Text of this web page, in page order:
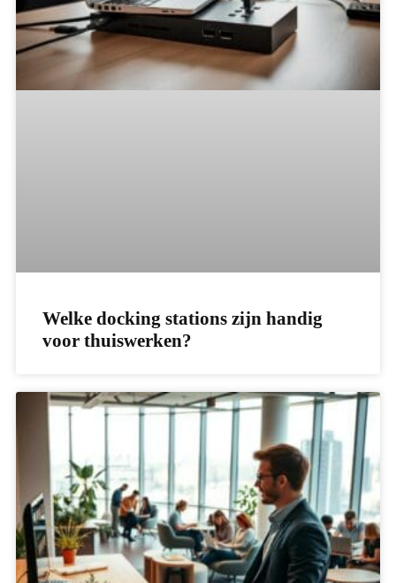
Welke docking stations zijn handig
voor thuiswerken?